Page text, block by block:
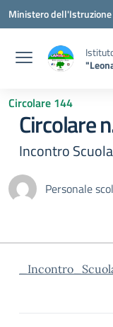
Vai ai contenuti
Vai al menu di
Vai al footer
Ministero
Circolare 144
Circolare
Incontro
Personale